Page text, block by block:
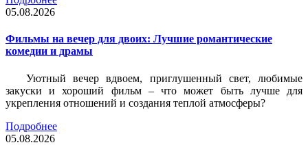
05.08.2026
Фильмы на вечер для двоих: Лучшие романтические
комедии и драмы
Уютный вечер вдвоем, приглушенный свет, любимые
закуски и хороший фильм – что может быть лучше для
укрепления отношений и создания теплой атмосферы?
Подробнее
05.08.2026